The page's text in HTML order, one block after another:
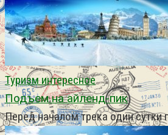
Туризм интересное
Подъем на айленд-пик
Перед началом трека один сутки